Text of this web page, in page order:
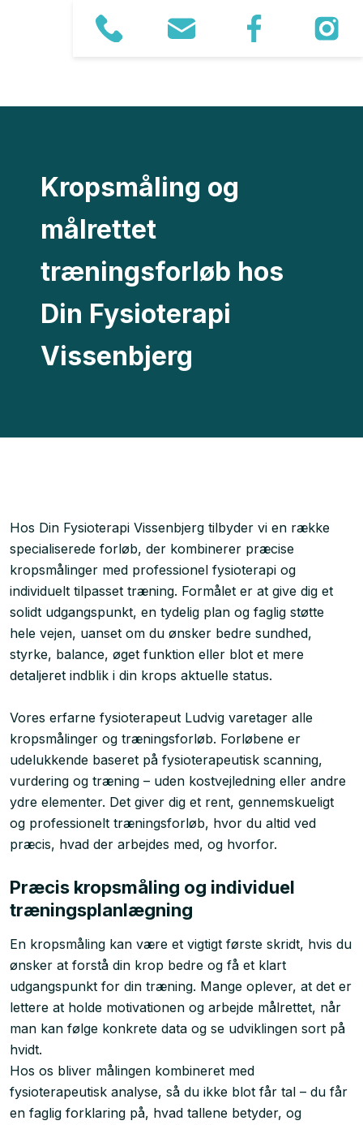
Kropsmåling og
målrettet
træningsforløb hos
Din Fysioterapi
Vissenbjerg
​Hos Din Fysioterapi Vissenbjerg tilbyder vi en række
specialiserede forløb, der kombinerer præcise
kropsmålinger med professionel fysioterapi og
individuelt tilpasset træning. Formålet er at give dig et
solidt udgangspunkt, en tydelig plan og faglig støtte
hele vejen, uanset om du ønsker bedre sundhed,
styrke, balance, øget funktion eller blot et mere
detaljeret indblik i din krops aktuelle status.
Vores erfarne fysioterapeut Ludvig varetager alle
kropsmålinger og træningsforløb. Forløbene er
udelukkende baseret på fysioterapeutisk scanning,
vurdering og træning – uden kostvejledning eller andre
ydre elementer. Det giver dig et rent, gennemskueligt
og professionelt træningsforløb, hvor du altid ved
præcis, hvad der arbejdes med, og hvorfor.
Præcis kropsmåling og individuel
træningsplanlægning
En kropsmåling kan være et vigtigt første skridt, hvis du
ønsker at forstå din krop bedre og få et klart
udgangspunkt for din træning. Mange oplever, at det er
lettere at holde motivationen og arbejde målrettet, når
man kan følge konkrete data og se udviklingen sort på
hvidt.
Hos os bliver målingen kombineret med
fysioterapeutisk analyse, så du ikke blot får tal – du får
en faglig forklaring på, hvad tallene betyder, og